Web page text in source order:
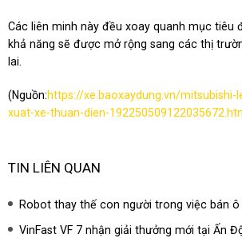
Các liên minh này đều xoay quanh mục tiêu
khả năng sẽ được mở rộng sang các thị
lai.
(Nguồn:https://xe.baoxaydung.vn/mitsubishi-
xuat-xe-thuan-dien-
TIN LIÊN QUAN
Robot thay thế con người trong việc bán ô
VinFast VF 7 nhận giải thưởng mới tại Ấn